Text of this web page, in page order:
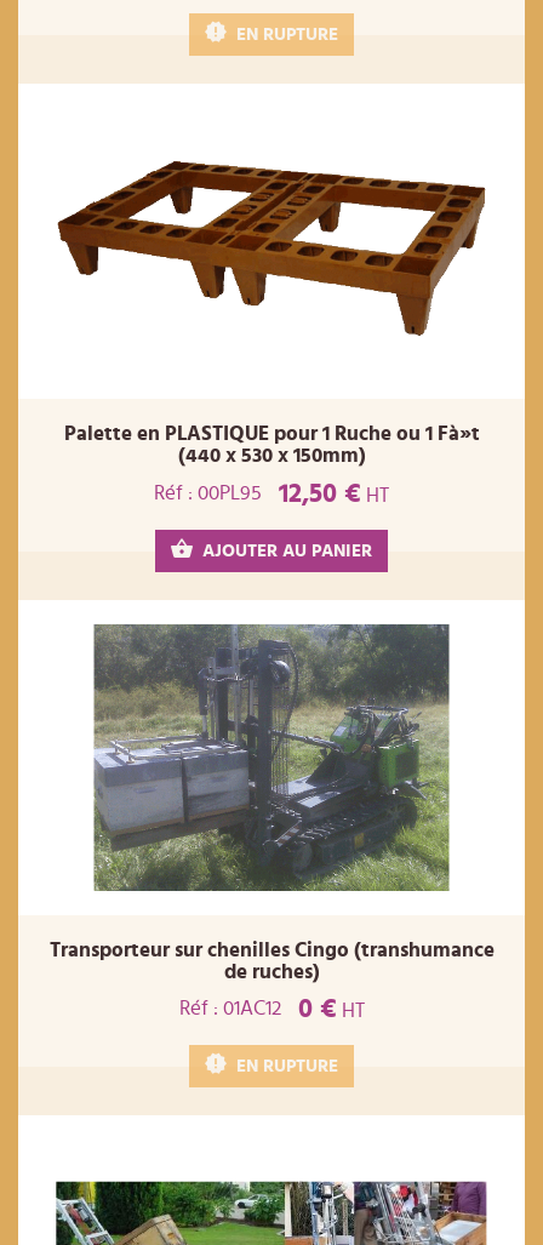
EN RUPTURE
Palette en PLASTIQUE pour 1 Ruche ou 1 Fà»t
(440 x 530 x 150mm)
Réf : 00PL95
12,50 € HT
AJOUTER AU PANIER
Transporteur sur chenilles Cingo (transhumance
de ruches)
Réf : 01AC12
0 € HT
EN RUPTURE